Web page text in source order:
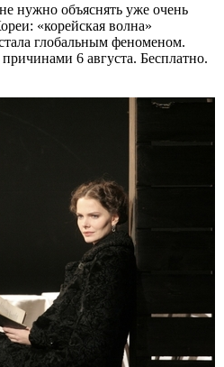
нужно объяснять уже очень
«корейская волна»
глобальным феноменом.
6 августа. Бесплатно.